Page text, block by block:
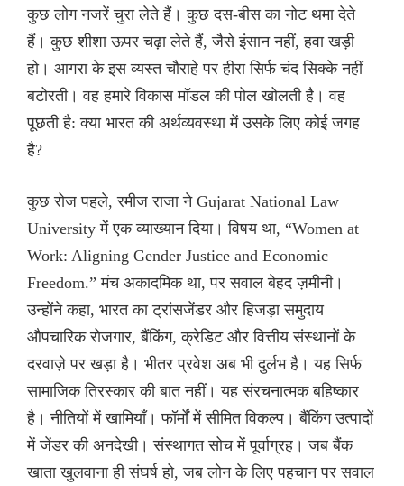
कुछ लोग नजरें चुरा लेते हैं। कुछ दस-बीस का नोट थमा देते
हैं। कुछ शीशा ऊपर चढ़ा लेते हैं, जैसे इंसान नहीं, हवा खड़ी
हो। आगरा के इस व्यस्त चौराहे पर हीरा सिर्फ चंद सिक्के नहीं
बटोरती। वह हमारे विकास मॉडल की पोल खोलती है। वह
पूछती है: क्या भारत की अर्थव्यवस्था में उसके लिए कोई जगह
है?
कुछ रोज पहले, रमीज राजा ने Gujarat National Law
University में एक व्याख्यान दिया। विषय था, “Women at
Work: Aligning Gender Justice and Economic
Freedom.” मंच अकादमिक था, पर सवाल बेहद ज़मीनी।
उन्होंने कहा, भारत का ट्रांसजेंडर और हिजड़ा समुदाय
औपचारिक रोजगार, बैंकिंग, क्रेडिट और वित्तीय संस्थानों के
दरवाज़े पर खड़ा है। भीतर प्रवेश अब भी दुर्लभ है। यह सिर्फ
सामाजिक तिरस्कार की बात नहीं। यह संरचनात्मक बहिष्कार
है। नीतियों में खामियाँ। फॉर्मों में सीमित विकल्प। बैंकिंग उत्पादों
में जेंडर की अनदेखी। संस्थागत सोच में पूर्वाग्रह। जब बैंक
खाता खुलवाना ही संघर्ष हो, जब लोन के लिए पहचान पर सवाल